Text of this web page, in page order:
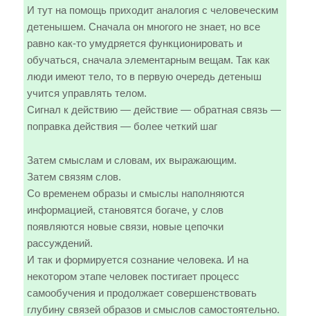
И тут на помощь приходит аналогия с человеческим
детенышем. Сначала он многого не знает, но все
равно как-то умудряется функционировать и
обучаться, сначала элементарным вещам. Так как
люди имеют тело, то в первую очередь детеныш
учится управлять телом.
Сигнал к действию — действие — обратная связь —
поправка действия — более четкий шаг
Затем смыслам и словам, их выражающим.
Затем связям слов.
Со временем образы и смыслы наполняются
информацией, становятся богаче, у слов
появляются новые связи, новые цепочки
рассуждений.
И так и формируется сознание человека. И на
некотором этапе человек постигает процесс
самообучения и продолжает совершенствовать
глубину связей образов и смыслов самостоятельно.